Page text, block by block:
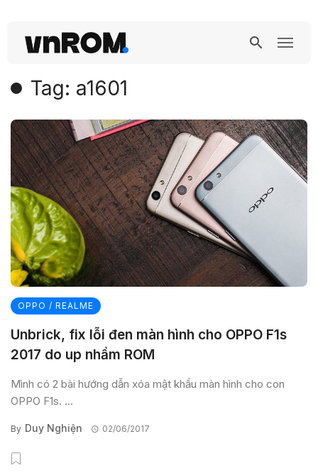
Tag: a1601
OPPO / REALME
Unbrick, fix lỗi đen màn hình cho OPPO F1s
2017 do up nhầm ROM
Mình có 2 bài hướng dẫn xóa mật khẩu màn hình cho con
OPPO F1s. ...
By Duy Nghiện 02/06/2017